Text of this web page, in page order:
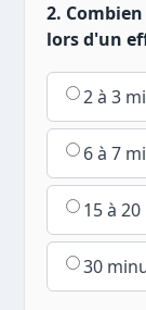
2.
lors d'un
2 à 3
6 à 7
15 à
30